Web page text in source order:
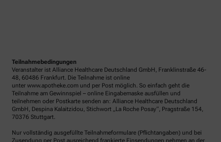
Teilnahmebedingungen
Veranstalter ist Alliance Healthcare Deutschland GmbH, Franklinstraße 46-
48, 60486 Frankfurt. Die Teilnahme ist online
unter www.apotheke.com und per Post möglich. So einfach geht die
Teilnahme am Gewinnspiel – online Eingabemaske ausfüllen und
teilnehmen oder Postkarte senden an: Alliance Healthcare Deutschland
GmbH, Despina Kalaitzidou, Stichwort „La Roche Posay“, Pragstraße 154,
70376 Stuttgart.
Nur vollständig ausgefüllte Teilnahmeformulare (Pflichtangaben) und bei